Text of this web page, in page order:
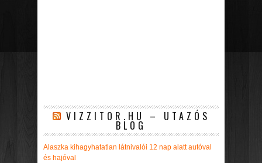
VIZZITOR.HU – UTAZÓS
BLOG
Alaszka kihagyhatatlan látnivalói 12 nap alatt autóval
és hajóval